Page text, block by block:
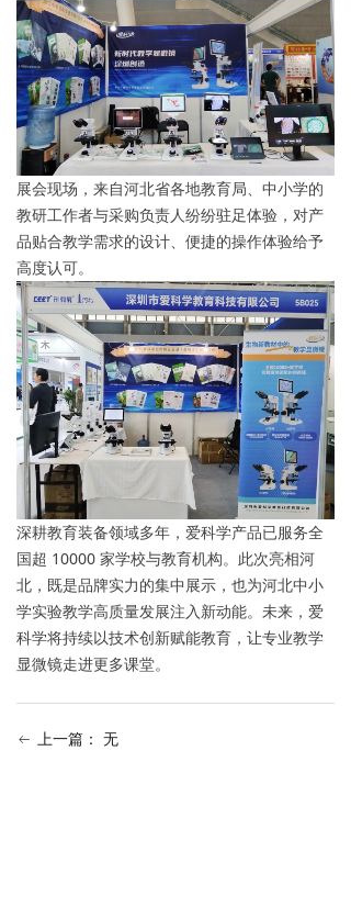
展会现场，来自河北省各地教育局、中小学的
教研工作者与采购负责人纷纷驻足体验，对产
品贴合教学需求的设计、便捷的操作体验给予
高度认可。
深耕教育装备领域多年，爱科学产品已服务全
国超 10000 家学校与教育机构。此次亮相河
北，既是品牌实力的集中展示，也为河北中小
学实验教学高质量发展注入新动能。未来，爱
科学将持续以技术创新赋能教育，让专业教学
显微镜走进更多课堂。
ꂃ 上一篇： 无